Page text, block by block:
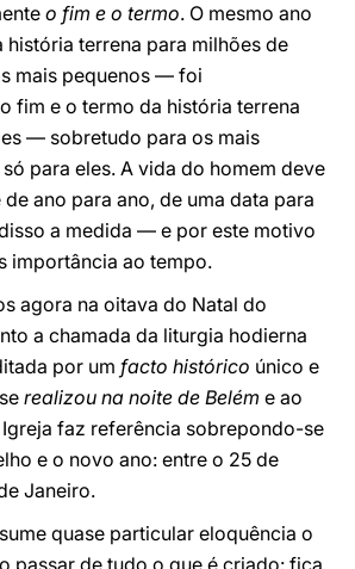
o fim e o termo. O mesmo ano
terrena para milhões de
mais pequenos — foi
fim e o termo da história terrena
— sobretudo para os mais
para eles. A vida do homem deve
ano para ano, de uma data para
a medida — e por este motivo
importância ao tempo.
agora na oitava do Natal do
a chamada da liturgia hodierna
por um facto histórico único e
realizou na noite de Belém e ao
faz referência sobrepondo-se
e o novo ano: entre o 25 de
Janeiro.
quase particular eloquência o
passar de tudo o que é criado: fica